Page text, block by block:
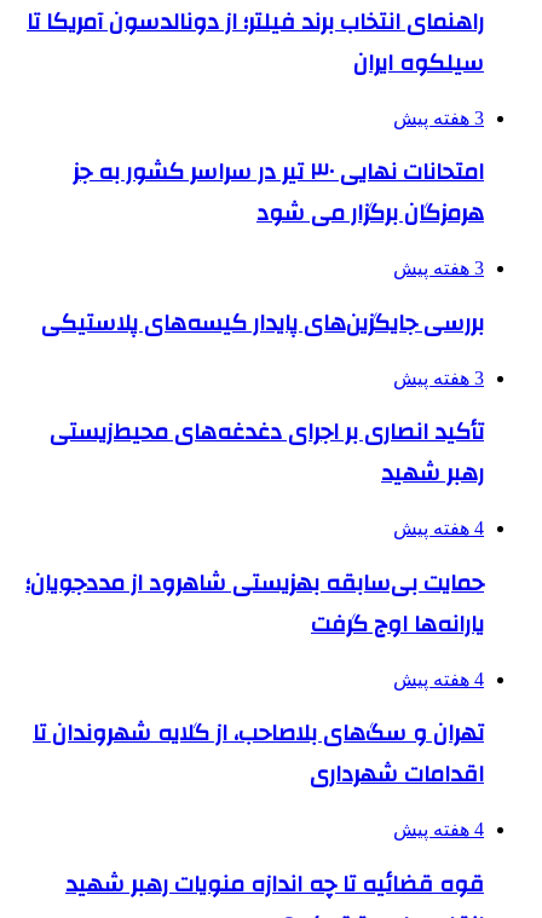
راهنمای انتخاب برند فیلتر؛ از دونالدسون آمریکا تا
سیلکوه ایران
3 هفته پیش
امتحانات نهایی ۳۰ تیر در سراسر کشور به جز
هرمزگان برگزار می شود
3 هفته پیش
بررسی جایگزین‌های پایدار کیسه‌های پلاستیکی
3 هفته پیش
تأکید انصاری بر اجرای دغدغه‌های محیط‌زیستی
رهبر شهید
4 هفته پیش
حمایت بی‌سابقه بهزیستی شاهرود از مددجویان؛
یارانه‌ها اوج گرفت
4 هفته پیش
تهران و سگ‌های بلاصاحب، از گلایه شهروندان تا
اقدامات شهرداری
4 هفته پیش
قوه قضائیه تا چه اندازه منویات رهبر شهید